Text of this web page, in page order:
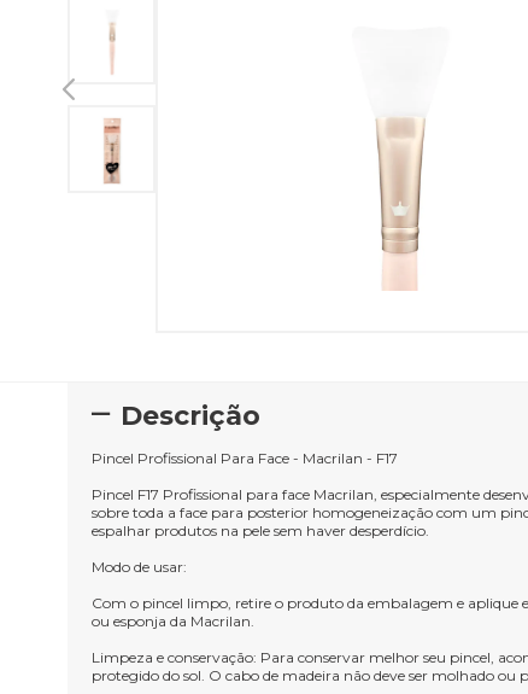
Descrição
Pincel Profissional Para Face - Macrilan - F17
Pincel F17 Profissional para face Macrilan, especialmente
sobre toda a face para posterior homogeneização com um
espalhar produtos na pele sem haver desperdício.
Modo de usar:
Com o pincel limpo, retire o produto da embalagem e aplique
ou esponja da Macrilan.
Limpeza e conservação: Para conservar melhor seu pincel,
protegido do sol. O cabo de madeira não deve ser molhado ou